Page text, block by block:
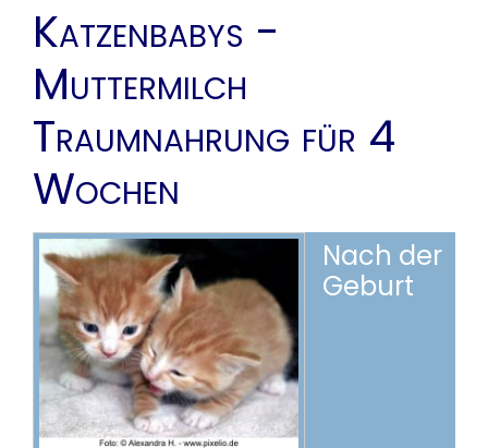
Katzenbabys -
Muttermilch
Traumnahrung für 4
Wochen
Nach der
Geburt